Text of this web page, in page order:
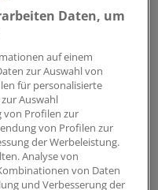
ein
in der Politik wieder
Modelle die
können. In
etwa
ein kommunales
Arztpraxen errichtet,
Daten, um
auf einem
zur Auswahl von
für personalisierte
Auswahl
von Profilen zur
von Profilen zur
der Werbeleistung.
Analyse von
von Daten
und Verbesserung der